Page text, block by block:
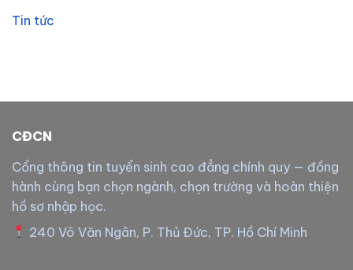
Tin tức
CĐCN
Cổng thông tin tuyển sinh cao đẳng chính quy — đồng
hành cùng bạn chọn ngành, chọn trường và hoàn thiện
hồ sơ nhập học.
240 Võ Văn Ngân, P. Thủ Đức, TP. Hồ Chí Minh